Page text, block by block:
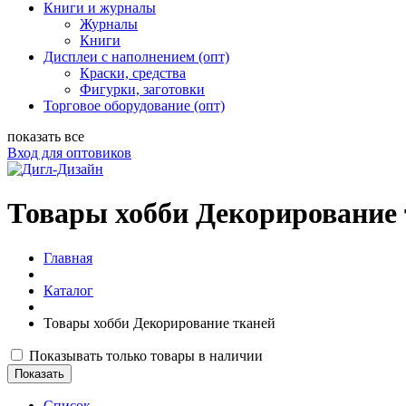
Книги и журналы
Журналы
Книги
Дисплеи с наполнением (опт)
Краски, средства
Фигурки, заготовки
Торговое оборудование (опт)
показать все
Вход для оптовиков
Товары хобби Декорирование
Главная
Каталог
Товары хобби Декорирование тканей
Показывать только товары в наличии